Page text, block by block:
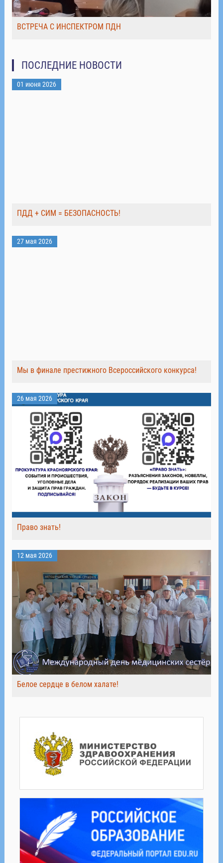
ВСТРЕЧА С ИНСПЕКТРОМ ПДН
ПОСЛЕДНИЕ НОВОСТИ
01 июня 2026
ПДД + СИМ = БЕЗОПАСНОСТЬ!
27 мая 2026
Мы в финале престижного Всероссийского конкурса!
26 мая 2026
Право знать!
12 мая 2026
Белое сердце в белом халате!